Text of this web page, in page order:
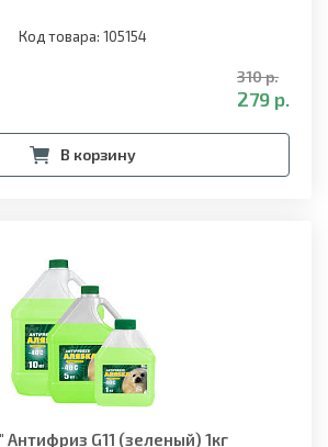
Код товара: 105154
310 р.
279 р.
В корзину
Антифриз G11 (зеленый) 1кг